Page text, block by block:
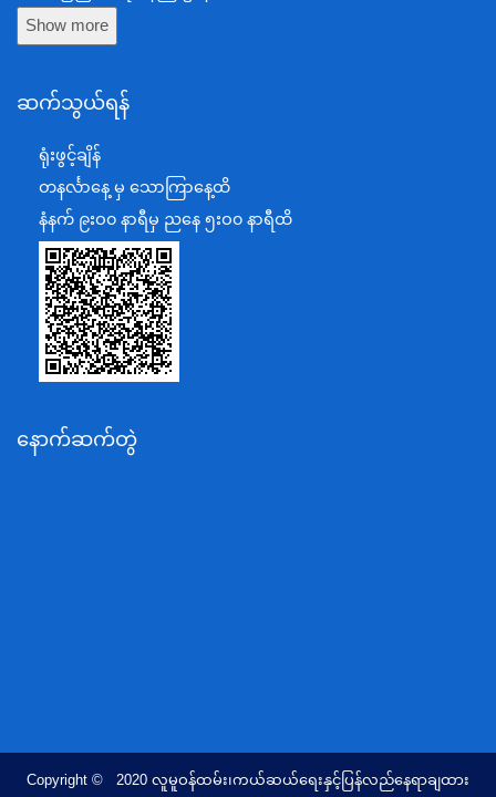
ကာကွယ်ရေးဝန်ကြီးဌာန
စီမံကိန်း၊ဘဏ္ဍာရေးနှင့်စက်မှုဝန်ကြီးဌာန
အပြည်ပြည်ဆိုင်ရာပူးပေါင်းဆောင်ရွက်ရေးဝန်ကြီးဌာန
ပြန်ကြားရေးဝန်ကြီးဌာန
သာသနာရေးနှင့် ယဉ်ကျေးမှုဝန်ကြီးဌာန
စိုက်ပျိုးရေး၊မွေးမြူရေးနှင့်ဆည်မြောင်းဝန်ကြီးဌာန
ပို့ဆောင်ရေးနှင့်ဆက်သွယ်ရေးဝန်ကြီးဌာန
သယံဇာတနှင့်ပတ်ဝန်းကျင်ထိန်းသိမ်းရေးဝန်ကြီးဌာန
အလုပ်သမား၊လူဝင်မှုကြီးကြပ်ရေးနှင့်ပြည်သူ့အင်အား
တိုင်းရင်းသားလူမျိုးရေးရာဝန်ကြီးဌာန
Show more
ဆက်သွယ်ရန်
ရုံးဖွင့်ချိန်
တနင်္လာနေ့ မှ သောကြာနေ့ထိ
နံနက် ၉းဝ၀ နာရီမှ ညနေ ၅းဝ၀ နာရီထိ
နောက်ဆက်တွဲ
Copyright © 2020 လူမူဝန်ထမ်း၊ကယ်ဆယ်ရေးနှင့်ပြန်လည်နေရာချထား